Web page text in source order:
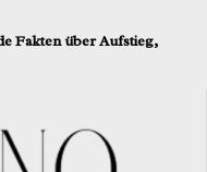
Fakten über Aufstieg,